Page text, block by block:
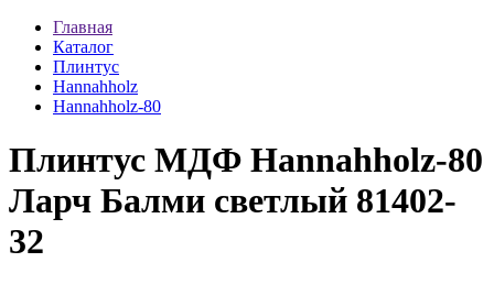
Главная
Каталог
Плинтус
Hannahholz
Hannahholz-80
Плинтус МДФ Hannahholz-80
Ларч Балми светлый 81402-
32